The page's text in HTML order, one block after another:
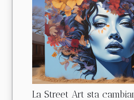
La Street Art sta